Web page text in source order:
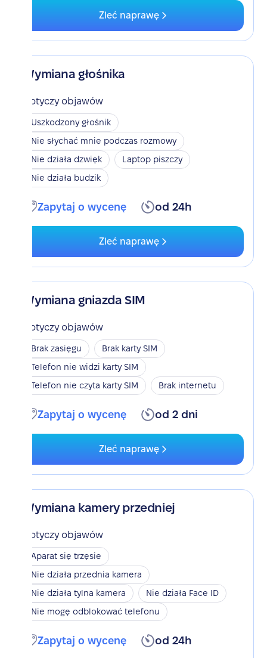
Zleć naprawę
Wymiana głośnika
Dotyczy objawów
Uszkodzony głośnik
Nie słychać mnie podczas rozmowy
Nie działa dzwięk
Laptop piszczy
Nie działa budzik
Zapytaj o wycenę od 24h
Zleć naprawę
Wymiana gniazda SIM
Dotyczy objawów
Brak zasięgu
Brak karty SIM
Telefon nie widzi karty SIM
Telefon nie czyta karty SIM
Brak internetu
Zapytaj o wycenę od 2 dni
Zleć naprawę
Wymiana kamery przedniej
Dotyczy objawów
Aparat się trzęsie
Nie działa przednia kamera
Nie działa tylna kamera
Nie działa Face ID
Nie mogę odblokować telefonu
Zapytaj o wycenę od 24h